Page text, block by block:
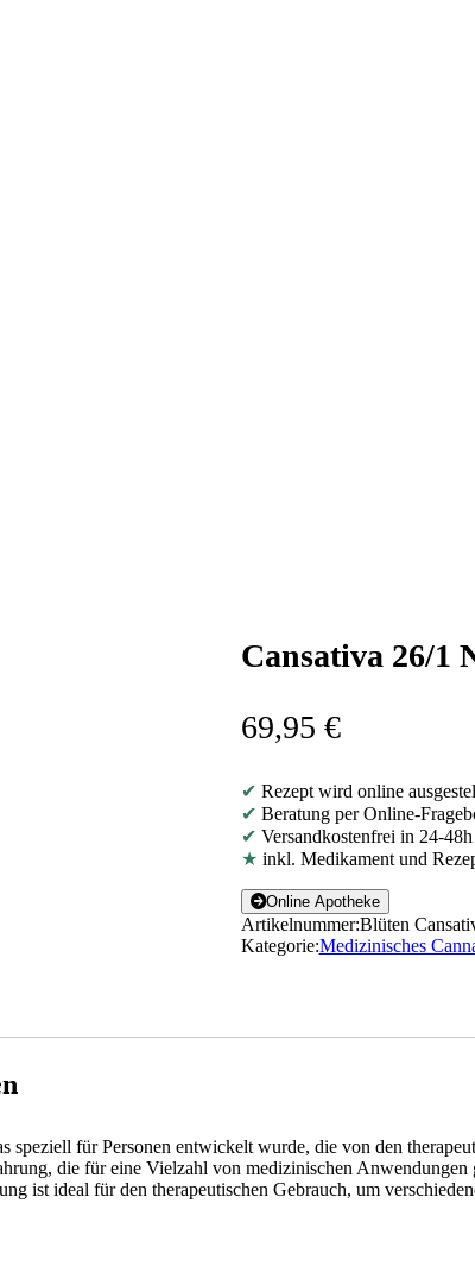
Cansativa 26/1
69,95 €
✔ Rezept wird online
✔ Beratung per Online-
✔ Versandkostenfrei in 24-48h
★ inkl. Medikament und
Online Apotheke
Artikelnummer:Blüten
Kategorie:Medizinisches
für Personen entwickelt wurde, die von den
die für eine Vielzahl von medizinischen Anwendungen
ist ideal für den therapeutischen Gebrauch, um